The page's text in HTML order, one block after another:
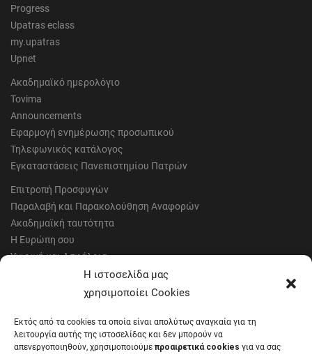
Η ιστοσελίδα μας
χρησιμοποίει Cookies
Εκτός από τα cookies τα οποία είναι απολύτως αναγκαία για τη
λειτουργία αυτής της ιστοσελίδας και δεν μπορούν να
απενεργοποιηθούν, χρησιμοποιούμε προαιρετικά cookies για να σας
Progress
Upatras eclass
my.upatras
Upnet
Ακαδημαϊκό ημερολόγιο
Tovima
Announcements
Εφαρμογή ενημέρωσης προσωπικού
Τηλεφωνικός κατάλογος
Εγκαταστάσεις Πανεπιστημίου Πατρών
Επιτροπή Προσφυγών
Παραλαβή και Παρακολούθηση Αναφορών
Ακαδημαϊκή ταυτότητα
Η Ευρώπη σου
Υγιεινή και Ασφάλεια
Έντυπα Οικονομικής Υπηρεσίας
Έντυπα Διοικητικών Υπηρεσιών
Μητρώα αξιολογητών
Δημόσια Διαβούλευση